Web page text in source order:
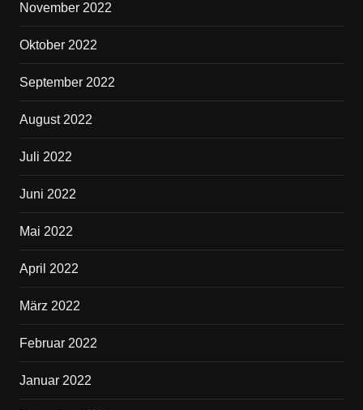
November 2022
Oktober 2022
September 2022
August 2022
Juli 2022
Juni 2022
Mai 2022
April 2022
März 2022
Februar 2022
Januar 2022